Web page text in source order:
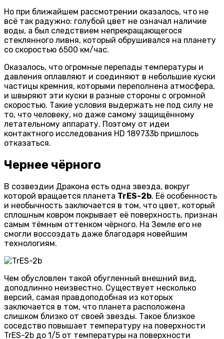
Но при ближайшем рассмотрении оказалось, что не
всё так радужно: голубой цвет не означал наличие
воды, а был следствием непрекращающегося
стеклянного ливня, который обрушивался на планету
со скоростью 6500 км/час.
Оказалось, что огромные перепады температуры и
давления оплавляют и соединяют в небольшие куски
частицы кремния, которыми переполнена атмосфера,
и швыряют эти куски в разные стороны с огромной
скоростью. Такие условия выдержать не под силу не
то, что человеку, но даже самому защищённому
летательному аппарату. Поэтому от идеи
контактного исследования HD 189733b пришлось
отказаться.
Чернее чёрного
В созвездии Дракона есть одна звезда, вокруг
которой вращается планета TrES-2b. Её особенность
и необычность заключается в том, что цвет, который
сплошным ковром покрывает её поверхность, признан
самым тёмным оттенком чёрного. На Земле его не
смогли воссоздать даже благодаря новейшим
технологиям.
Чем обусловлен такой обугленный внешний вид,
доподлинно неизвестно. Существует несколько
версий, самая правдоподобная из которых
заключается в том, что планета расположена
слишком близко от своей звезды. Такое близкое
соседство повышает температуру на поверхности
TrES-2b до 1/5 от температуры на поверхности